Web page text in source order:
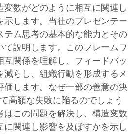
変数がどのように相互に関連し
示します。当社のプレゼンテー
テム思考の基本的な能力とその
て説明します。このフレームワ
互関係を理解し、フィードバッ
減らし、組織行動を形成するメ
価します。なぜ一部の善意の決
高額な失敗に陥るのでしょう
はこの問題を解決し、構造変数
に関連し影響を及ぼすかを示し